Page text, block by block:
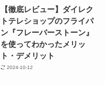
【徹底レビュー】ダイレク
トテレショップのフライパ
ン『フレーバーストーン』
を使ってわかったメリッ
ト・デメリット
2024-10-12